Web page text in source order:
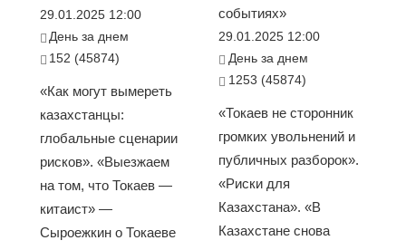
29.01.2025 12:00
День за днем
152 (45874)
«Как могут вымереть
казахстанцы:
глобальные сценарии
рисков». «Выезжаем
на том, что Токаев —
китаист» —
Сыроежкин о Токаеве
событиях»
29.01.2025 12:00
День за днем
1253 (45874)
«Токаев не сторонник
громких увольнений и
публичных разборок».
«Риски для
Казахстана». «В
Казахстане снова